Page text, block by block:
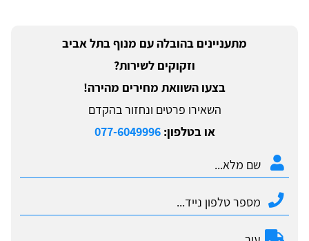
מתעניינים בהובלה עם מנוף בתל אביב
וזקוקים לשירות?
בצעו השוואת מחירים מהירה!
השאירו פרטים ונחזור בהקדם
או בטלפון:077-6049996